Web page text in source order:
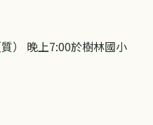
） 晚上7:00於樹林國小